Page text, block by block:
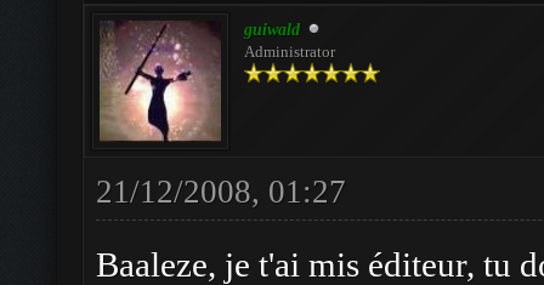
guiwald
Administrator
21/12/2008, 01:27
Baaleze, je t'ai mis éditeur, tu